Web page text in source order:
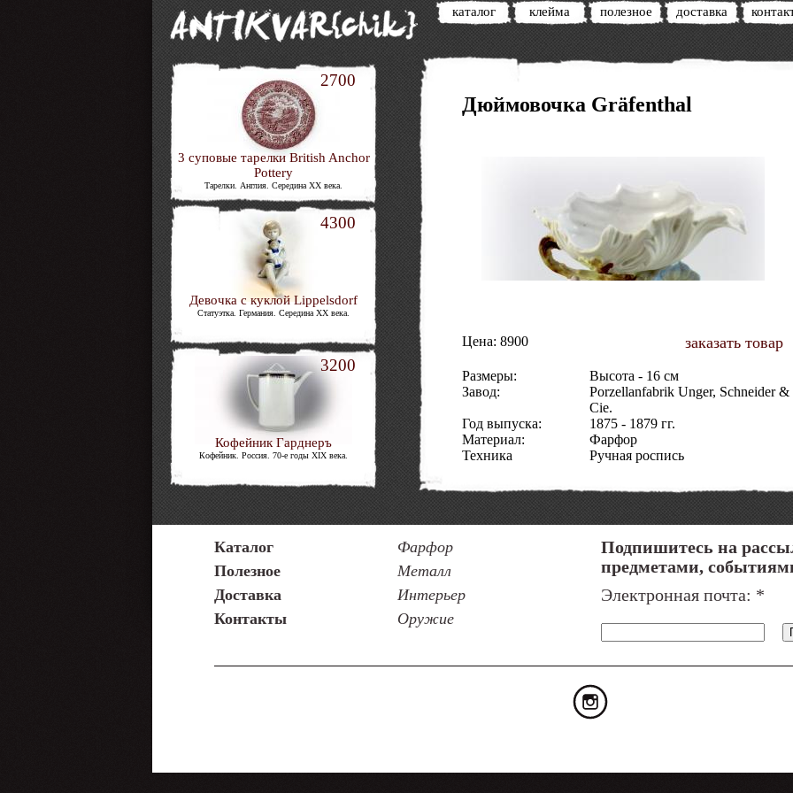
каталог клейма полезное доставка
Дюймовочка Gräfenthal
Цена: 8900 заказать товар
Размеры:
Высота - 16 см
Завод:
Porzellanfabrik Unger, Schneider &
Cie.
Год выпуска:
1875 - 1879 гг.
Материал:
Фарфор
Техника
Ручная роспись
Состояние:
Отличное
Код товара:
2700
3 суповые тарелки British Anchor
Pottery
Тарелки. Англия. Середина XX века.
4300
Девочка с куклой Lippelsdorf
Статуэтка. Германия. Середина XX века.
3200
Кофейник Гарднеръ
Кофейник. Россия. 70-е годы XIX века.
Каталог
Полезное
Доставка
Контакты
Фарфор
Металл
Интерьер
Оружие
Подпишитесь на
предметами,
Электронная почта: *